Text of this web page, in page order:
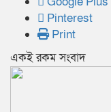
Pinterest
Print
একই রকম সংবাদ